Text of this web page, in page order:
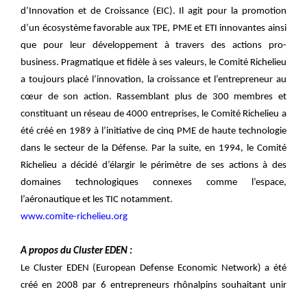
d’Innovation et de Croissance (EIC). Il agit pour la promotion
d’un écosystème favorable aux TPE, PME et ETI innovantes ainsi
que pour leur développement à travers des actions pro-
business. Pragmatique et fidèle à ses valeurs, le Comité Richelieu
a toujours placé l’innovation, la croissance et l’entrepreneur au
cœur de son action. Rassemblant plus de 300 membres et
constituant un réseau de 4000 entreprises, le Comité Richelieu a
été créé en 1989 à l’initiative de cinq PME de haute technologie
dans le secteur de la Défense. Par la suite, en 1994, le Comité
Richelieu a décidé d’élargir le périmètre de ses actions à des
domaines technologiques connexes comme l’espace,
l’aéronautique et les TIC notamment.
www.comite-richelieu.org
A propos du Cluster EDEN :
Le Cluster EDEN (European Defense Economic Network) a été
créé en 2008 par 6 entrepreneurs rhônalpins souhaitant unir